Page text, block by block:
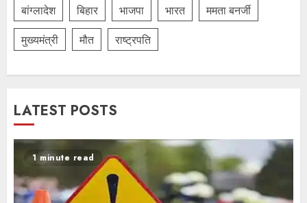
बांग्लादेश
बिहार भाजपा भारत
ममता बनर्जी
मुख्यमंत्री
मौत राष्ट्रपति
LATEST POSTS
1 minute read